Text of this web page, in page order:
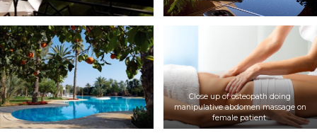
Close up of osteopath doing
manipulative abdomen massage on
female patient.